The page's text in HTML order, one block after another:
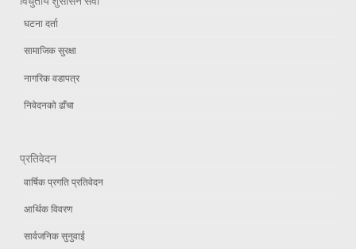
घटना दर्ता
सामाजिक सुरक्षा
नागरिक वडापत्र
निवेदनको ढाँचा
प्रतिवेदन
वार्षिक प्रगति प्रतिवेदन
आर्थिक विवरण
सार्वजनिक सुनुवाई